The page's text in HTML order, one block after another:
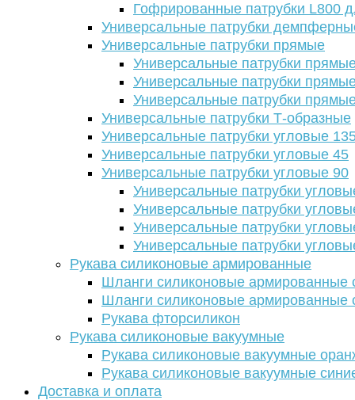
Гофрированные патрубки L800
Универсальные патрубки
Универсальные патрубки прямые
Универсальные патрубки
Универсальные патрубки
Универсальные патрубки
Универсальные патрубки Т-образные
Универсальные патрубки угловые
Универсальные патрубки угловые 45
Универсальные патрубки угловые 90
Универсальные патрубки
Универсальные патрубки
Универсальные патрубки
Универсальные патрубки
Рукава силиконовые армированные
Шланги силиконовые армированные
Шланги силиконовые армированные
Рукава фторсиликон
Рукава силиконовые вакуумные
Рукава силиконовые вакуумные
Рукава силиконовые вакуумные
Доставка и оплата